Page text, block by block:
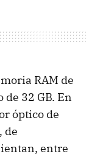
RAM de
32 GB. En
óptico de
de
entre